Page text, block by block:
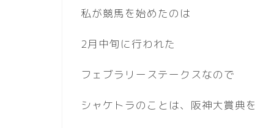
私が競馬を始めたのは
2月中旬に行われた
フェブラリーステークスなので
シャケトラのことは、阪神大賞典を